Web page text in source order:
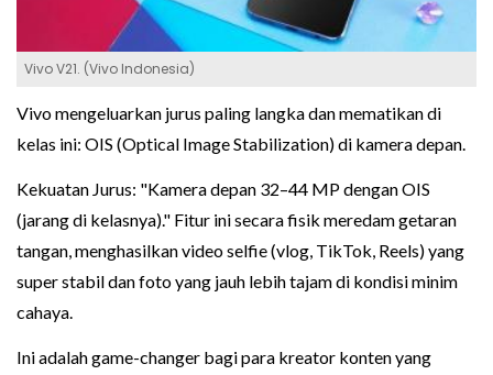
Vivo V21. (Vivo Indonesia)
Vivo mengeluarkan jurus paling langka dan mematikan di
kelas ini: OIS (Optical Image Stabilization) di kamera depan.
Kekuatan Jurus: "Kamera depan 32–44 MP dengan OIS
(jarang di kelasnya)." Fitur ini secara fisik meredam getaran
tangan, menghasilkan video selfie (vlog, TikTok, Reels) yang
super stabil dan foto yang jauh lebih tajam di kondisi minim
cahaya.
Ini adalah game-changer bagi para kreator konten yang